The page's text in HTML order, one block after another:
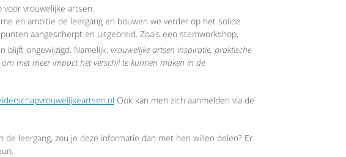
voor vrouwelijke artsen.
en ambitie de leergang en bouwen we verder op het solide
aangescherpt en uitgebreid. Zoals een stemworkshop,
blijft ongewijzigd. Namelijk: vrouwelijke artsen inspiratie, praktische
met meer impact het verschil te kunnen maken in de
Ook kan men zich aanmelden via de
leergang, zou je deze informatie dan met hen willen delen? Er